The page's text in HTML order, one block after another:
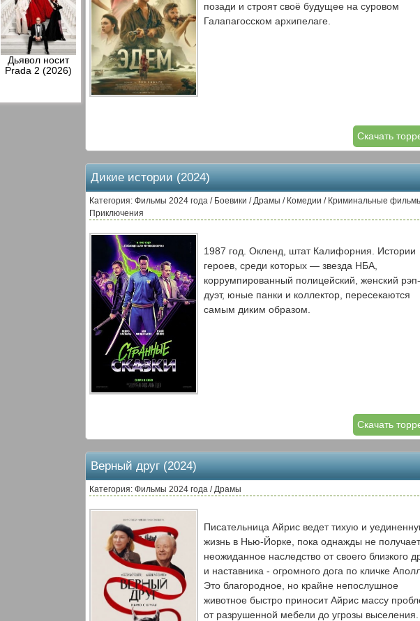
Дьявол носит
Prada 2 (2026)
позади и строят своё будущее на суровом
Галапагосском архипелаге.
Скачать
Дикие истории (2024)
Категория: Фильмы 2024 года / Боевики / Драмы / Комедии / Криминальные
Приключения
1987 год. Окленд, штат Калифорния. Истории
героев, среди которых — звезда НБА,
коррумпированный полицейский, женский рэп-
дуэт, юные панки и коллектор, пересекаются
самым диким образом.
Скачать
Верный друг (2024)
Категория: Фильмы 2024 года / Драмы
Писательница Айрис ведет тихую и
жизнь в Нью-Йорке, пока однажды не получает
неожиданное наследство от своего близкого
и наставника - огромного дога по кличке
Это благородное, но крайне непослушное
животное быстро приносит Айрис массу
от разрушенной мебели до угрозы